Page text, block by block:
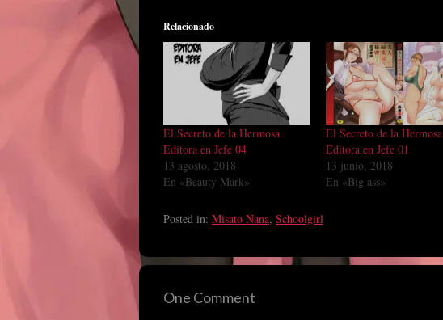
Relacionado
El Secreto de la Hermosa
Editora en Jefe 04
13 agosto, 2018
En «Beauty Mark»
El Secreto de la Hermosa
Editora en Jefe 01
13 junio, 2018
En «Big ass»
Posted in: Misato Nana, Schoolgirl
One Comment